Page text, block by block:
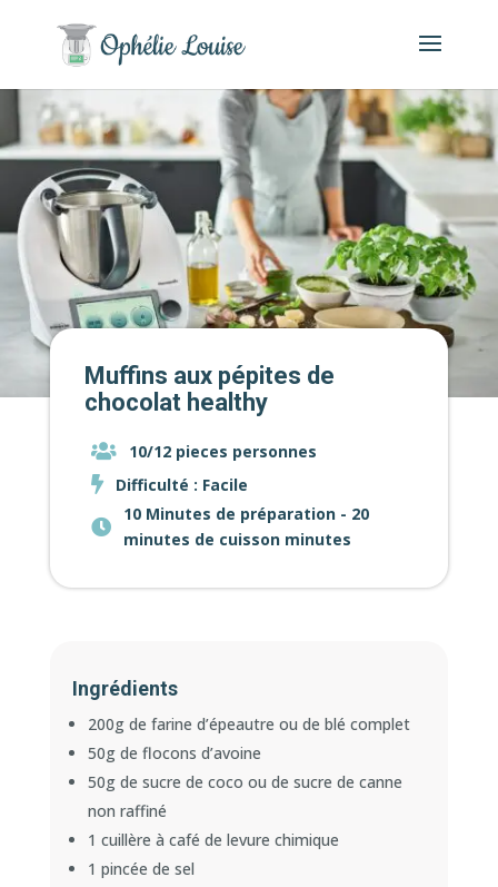
Muffins aux pépites de
chocolat healthy
10/12 pieces personnes
Difficulté : Facile
10 Minutes de préparation - 20
minutes de cuisson minutes
Ingrédients
200g de farine d’épeautre ou de blé complet
50g de flocons d’avoine
50g de sucre de coco ou de sucre de canne
non raffiné
1 cuillère à café de levure chimique
1 pincée de sel